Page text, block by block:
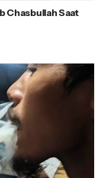
Chasbullah Saat